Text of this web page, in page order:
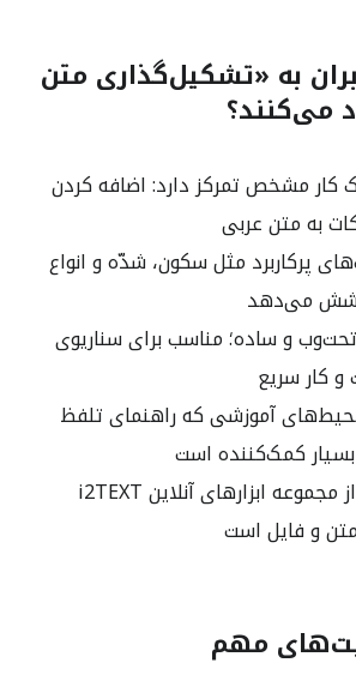
به «تشکیل‌گذاری متن
می‌کنند؟
کار مشخص تمرکز دارد: اضافه کردن
به متن عربی
پرکاربرد مثل سکون، شدّه و انواع
می‌دهد
و ساده؛ مناسب برای سناریوی
کار سریع
آموزشی که راهنمای تلفظ
کمک‌کننده است
جزئی از مجموعه ابزارهای آنلاین i2TEXT
متن و فایل است
مهم